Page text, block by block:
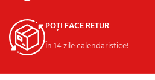
POȚI FACE RETUR
În 14 zile calendaristice!